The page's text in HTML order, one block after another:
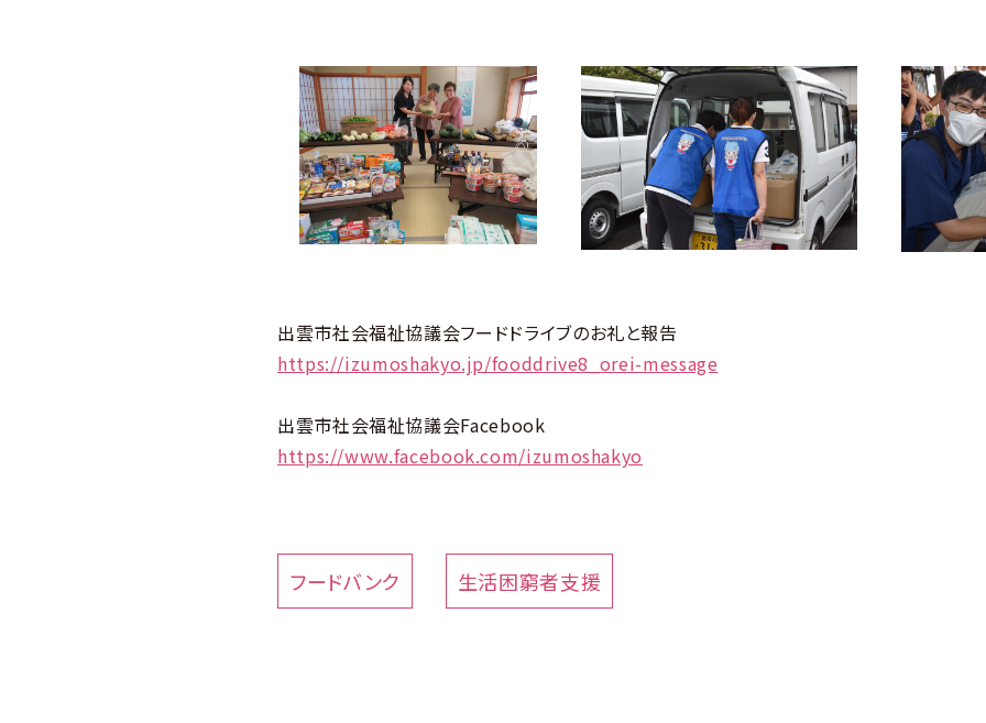
出雲市社会福祉協議会フードドライブのお礼と報告
https://izumoshakyo.jp/fooddrive8_orei-message
出雲市社会福祉協議会Facebook
https://www.facebook.com/izumoshakyo
フードバンク 生活困窮者支援